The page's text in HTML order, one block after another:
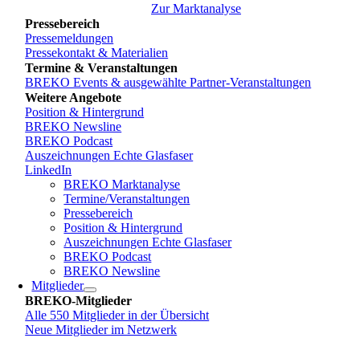
Zur Marktanalyse
Pressebereich
Pressemeldungen
Pressekontakt & Materialien
Termine & Veranstaltungen
BREKO Events & ausgewählte Partner-Veranstaltungen
Weitere Angebote
Position & Hintergrund
BREKO Newsline
BREKO Podcast
Auszeichnungen Echte Glasfaser
LinkedIn
BREKO Marktanalyse
Termine/Veranstaltungen
Pressebereich
Position & Hintergrund
Auszeichnungen Echte Glasfaser
BREKO Podcast
BREKO Newsline
Mitglieder
BREKO-Mitglieder
Alle 550 Mitglieder in der Übersicht
Neue Mitglieder im Netzwerk